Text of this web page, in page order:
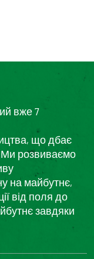
вже 7
що дбає
Ми розвиваємо
на майбутнє,
від поля до
завдяки